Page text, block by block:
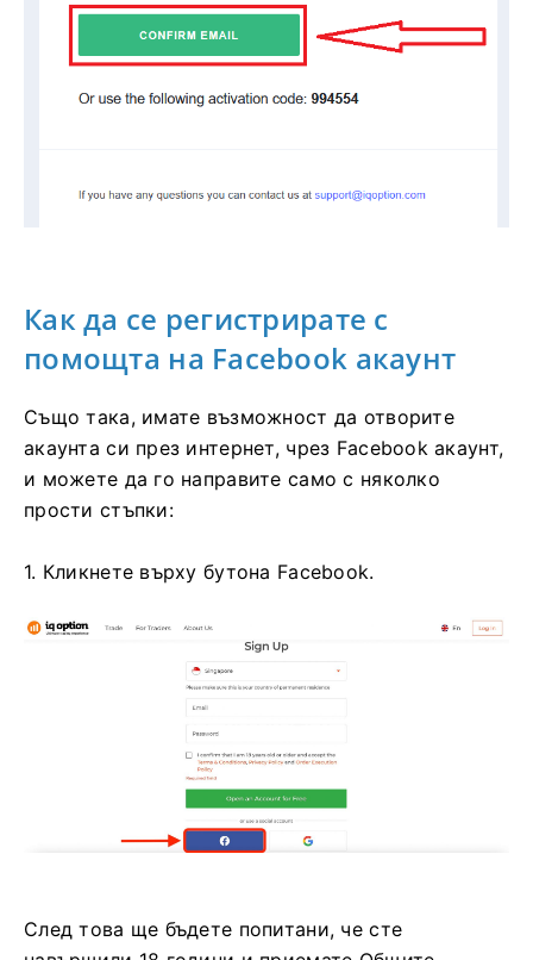
Как да се регистрирате с
помощта на Facebook акаунт
Също така, имате възможност да отворите
акаунта си през интернет, чрез Facebook акаунт,
и можете да го направите само с няколко
прости стъпки:
1. Кликнете върху бутона Facebook.
След това ще бъдете попитани, че сте